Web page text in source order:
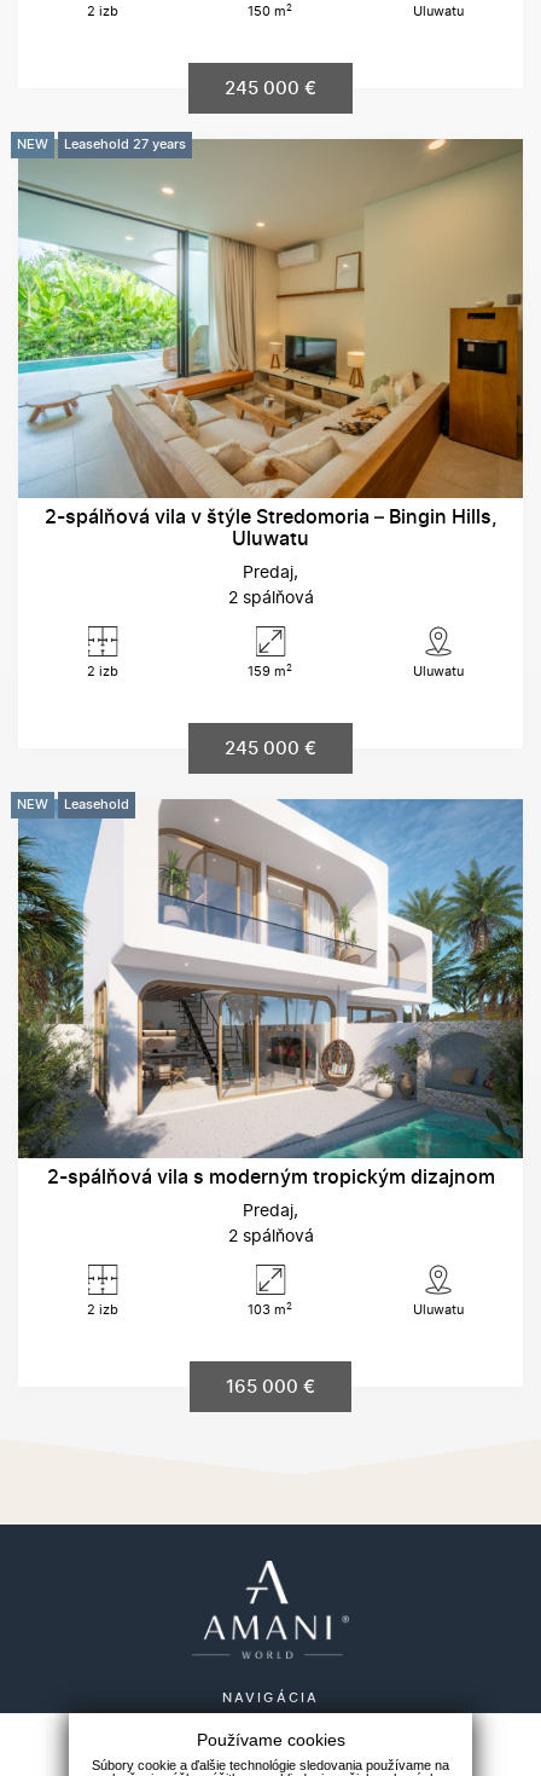
2 izb 150 m2 Uluwatu
245 000 €
NEW Leasehold 27 years
2-spálňová vila v štýle Stredomoria – Bingin Hills,
Uluwatu
Predaj
2 spálňová
2 izb 159 m2 Uluwatu
245 000 €
NEW Leasehold
2-spálňová vila s moderným tropickým dizajnom
Predaj
2 spálňová
2 izb 103 m2 Uluwatu
165 000 €
NAVIGÁCIA
Amaniestate
Ponuka nehnuteľností
Používame cookies
Súbory cookie a ďalšie technológie sledovania používame na